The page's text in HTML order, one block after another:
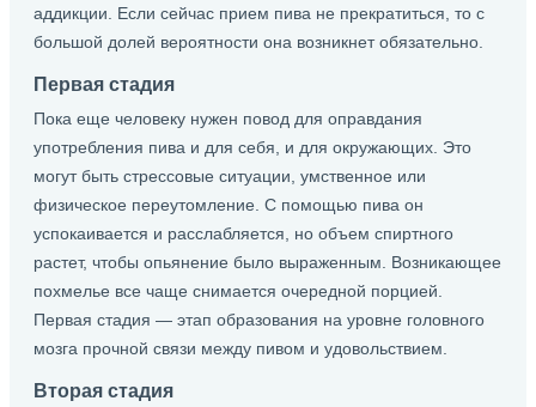
аддикции. Если сейчас прием пива не прекратиться, то с
большой долей вероятности она возникнет обязательно.
Первая стадия
Пока еще человеку нужен повод для оправдания
употребления пива и для себя, и для окружающих. Это
могут быть стрессовые ситуации, умственное или
физическое переутомление. С помощью пива он
успокаивается и расслабляется, но объем спиртного
растет, чтобы опьянение было выраженным. Возникающее
похмелье все чаще снимается очередной порцией.
Первая стадия — этап образования на уровне головного
мозга прочной связи между пивом и удовольствием.
Вторая стадия